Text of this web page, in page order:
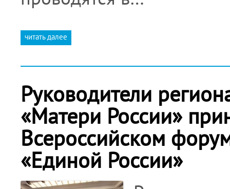
читать далее
Руководители
«Матери России»
Всероссийском
«Единой России»